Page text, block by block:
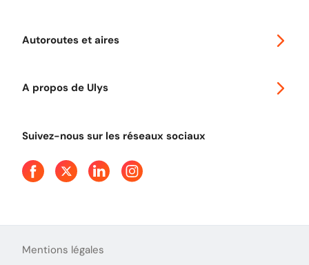
Autoroutes et aires
A propos de Ulys
Presse
Suivez-nous sur les réseaux sociaux
Mentions légales